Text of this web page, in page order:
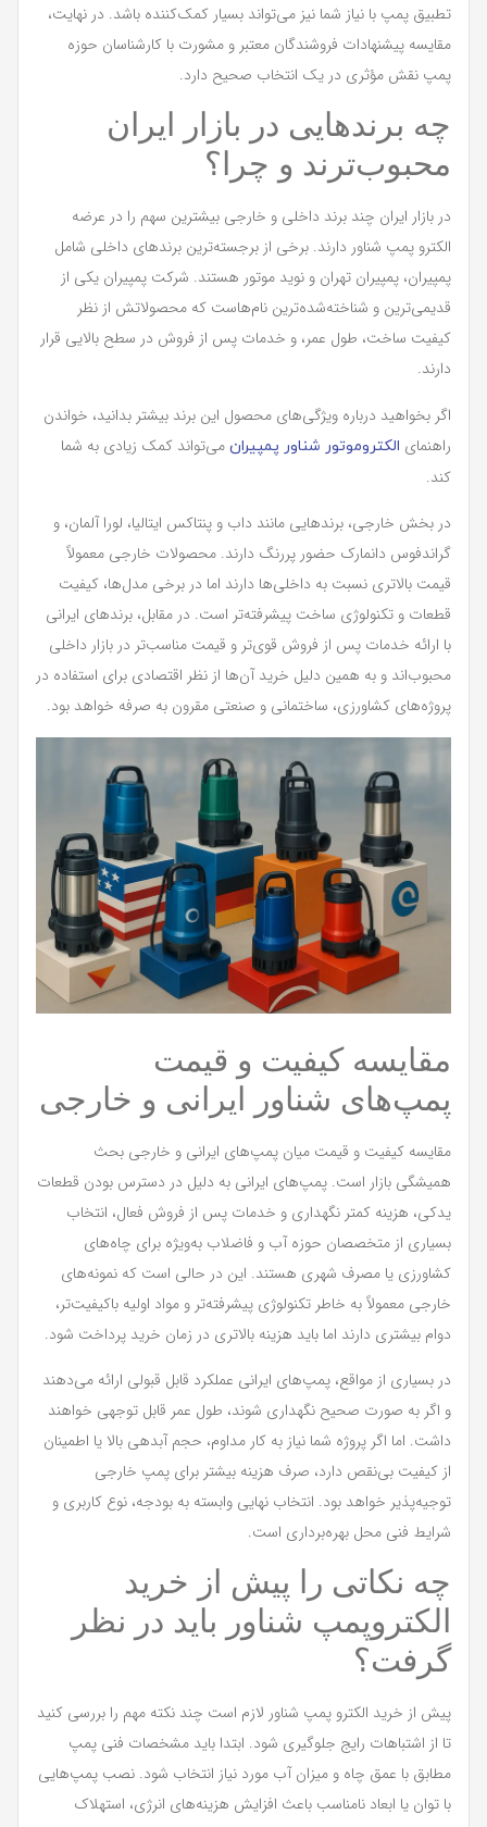
تطبیق پمپ با نیاز شما نیز می‌تواند بسیار کمک‌کننده باشد. در نهایت،
مقایسه پیشنهادات فروشندگان معتبر و مشورت با کارشناسان حوزه
پمپ نقش مؤثری در یک انتخاب صحیح دارد.
چه برندهایی در بازار ایران
محبوب‌ترند و چرا؟
در بازار ایران چند برند داخلی و خارجی بیشترین سهم را در عرضه
الکترو پمپ شناور دارند. برخی از برجسته‌ترین برندهای داخلی شامل
پمپیران، پمپیران تهران و نوید موتور هستند. شرکت پمپیران یکی از
قدیمی‌ترین و شناخته‌شده‌ترین نام‌هاست که محصولاتش از نظر
کیفیت ساخت، طول عمر، و خدمات پس از فروش در سطح بالایی قرار
دارند.
اگر بخواهید درباره ویژگی‌های محصول این برند بیشتر بدانید، خواندن
راهنمای الکتروموتور شناور پمپیران می‌تواند کمک زیادی به شما
کند.
در بخش خارجی، برندهایی مانند داب و پنتاکس ایتالیا، لورا آلمان، و
گراندفوس دانمارک حضور پررنگ دارند. محصولات خارجی معمولاً
قیمت بالاتری نسبت به داخلی‌ها دارند اما در برخی مدل‌ها، کیفیت
قطعات و تکنولوژی ساخت پیشرفته‌تر است. در مقابل، برندهای ایرانی
با ارائه خدمات پس از فروش قوی‌تر و قیمت مناسب‌تر در بازار داخلی
محبوب‌اند و به همین دلیل خرید آن‌ها از نظر اقتصادی برای استفاده در
پروژه‌های کشاورزی، ساختمانی و صنعتی مقرون به صرفه خواهد بود.
مقایسه کیفیت و قیمت
پمپ‌های شناور ایرانی و خارجی
مقایسه کیفیت و قیمت میان پمپ‌های ایرانی و خارجی بحث
همیشگی بازار است. پمپ‌های ایرانی به دلیل در دسترس بودن قطعات
یدکی، هزینه کمتر نگهداری و خدمات پس از فروش فعال، انتخاب
بسیاری از متخصصان حوزه آب و فاضلاب به‌ویژه برای چاه‌های
کشاورزی یا مصرف شهری هستند. این در حالی است که نمونه‌های
خارجی معمولاً به خاطر تکنولوژی پیشرفته‌تر و مواد اولیه باکیفیت‌تر،
دوام بیشتری دارند اما باید هزینه بالاتری در زمان خرید پرداخت شود.
در بسیاری از مواقع، پمپ‌های ایرانی عملکرد قابل قبولی ارائه می‌دهند
و اگر به صورت صحیح نگهداری شوند، طول عمر قابل توجهی خواهند
داشت. اما اگر پروژه شما نیاز به کار مداوم، حجم آبدهی بالا یا اطمینان
از کیفیت بی‌نقص دارد، صرف هزینه بیشتر برای پمپ خارجی
توجیه‌پذیر خواهد بود. انتخاب نهایی وابسته به بودجه، نوع کاربری و
شرایط فنی محل بهره‌برداری است.
چه نکاتی را پیش از خرید
الکتروپمپ شناور باید در نظر
گرفت؟
پیش از خرید الکترو پمپ شناور لازم است چند نکته مهم را بررسی کنید
تا از اشتباهات رایج جلوگیری شود. ابتدا باید مشخصات فنی پمپ
مطابق با عمق چاه و میزان آب مورد نیاز انتخاب شود. نصب پمپ‌هایی
با توان یا ابعاد نامناسب باعث افزایش هزینه‌های انرژی، استهلاک